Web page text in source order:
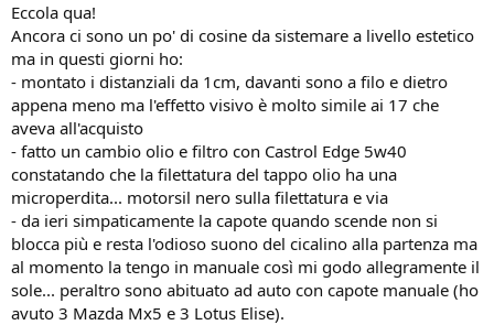
Eccola qua!
Ancora ci sono un po' di cosine da sistemare a livello estetico
ma in questi giorni ho:
- montato i distanziali da 1cm, davanti sono a filo e dietro
appena meno ma l'effetto visivo è molto simile ai 17 che
aveva all'acquisto
- fatto un cambio olio e filtro con Castrol Edge 5w40
constatando che la filettatura del tappo olio ha una
microperdita... motorsil nero sulla filettatura e via
- da ieri simpaticamente la capote quando scende non si
blocca più e resta l'odioso suono del cicalino alla partenza ma
al momento la tengo in manuale così mi godo allegramente il
sole... peraltro sono abituato ad auto con capote manuale (ho
avuto 3 Mazda Mx5 e 3 Lotus Elise).